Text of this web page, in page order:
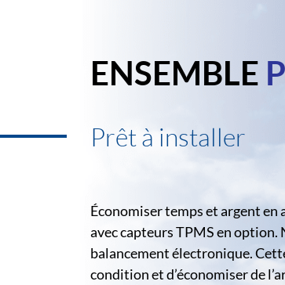
ENSEMBLE
Prêt à installer
Économiser temps et argent
avec capteurs TPMS en
balancement électronique.
condition et d’économiser de